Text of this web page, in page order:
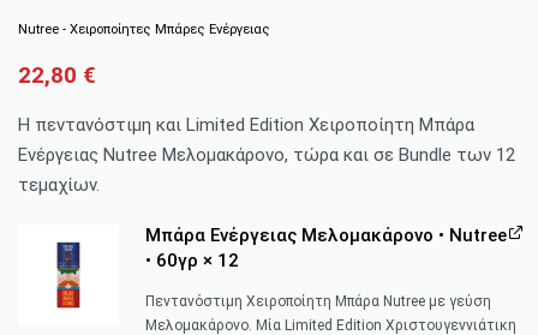
Nutree - Χειροποίητες Μπάρες Ενέργειας
22,80 €
Η πεντανόστιμη και Limited Edition Χειροποίητη Μπάρα
Ενέργειας Nutree Μελομακάρονο, τώρα και σε Bundle των 12
τεμαχίων.
Μπάρα Ενέργειας Μελομακάρονο • Nutree
• 60γρ × 12
Πεντανόστιμη Χειροποίητη Μπάρα Nutree με γεύση
Μελομακάρονο. Μία Limited Edition Χριστουγεννιάτικη